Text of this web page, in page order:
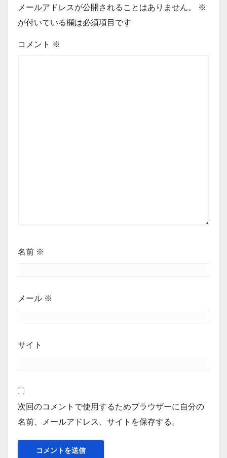
メールアドレスが公開されることはありません。
※
が付いている欄は必須項目です
コメント ※
名前 ※
メール ※
サイト
次回のコメントで使用するためブラウザーに自分の
名前、メールアドレス、サイトを保存する。